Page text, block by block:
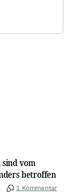
vom
betroffen
1 Kommentar